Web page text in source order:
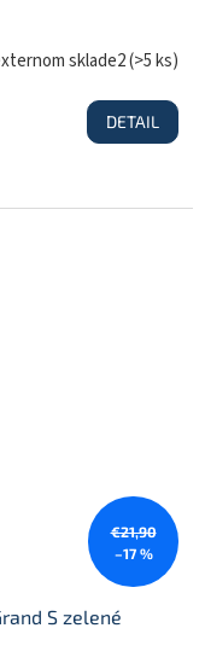
sklade2(>5 ks)
DETAIL
€21,90
–17 %
S zelené